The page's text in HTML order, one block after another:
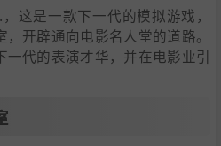
这是一款下一代的模拟游戏，
开辟通向电影名人堂的道路。
代的表演才华，并在电影业引